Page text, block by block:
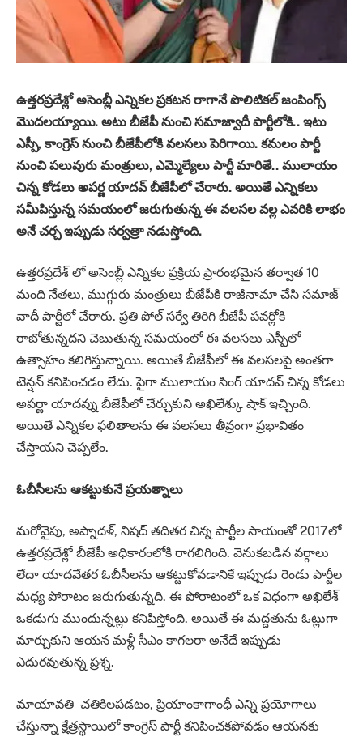
ఉత్తరప్రదేశ్లో అసెంబ్లీ ఎన్నికల ప్రకటన రాగానే పొలిటికల్ జంపింగ్స్
మొదలయ్యాయి. అటు బీజేపీ నుంచి సమాజ్వాదీ పార్టీలోకి.. ఇటు
ఎస్పీ, కాంగ్రెస్ నుంచి బీజేపీలోకి వలసలు పెరిగాయి. కమలం పార్టీ
నుంచి పలువురు మంత్రులు, ఎమ్మెల్యేలు పార్టీ మారితే.. ములాయం
చిన్న కోడలు అపర్ణ యాదవ్ బీజేపీలో చేరారు. అయితే ఎన్నికలు
సమీపిస్తున్న సమయంలో జరుగుతున్న ఈ వలసల వల్ల ఎవరికి లాభం
అనే చర్చ ఇప్పుడు సర్వత్రా నడుస్తోంది.
ఉత్తరప్రదేశ్ లో అసెంబ్లీ ఎన్నికల ప్రక్రియ ప్రారంభమైన తర్వాత 10
మంది నేతలు, ముగ్గురు మంత్రులు బీజేపీకి రాజీనామా చేసి సమాజ్
వాదీ పార్టీలో చేరారు. ప్రతి పోల్ సర్వే తిరిగి బీజేపీ పవర్లోకి
రాబోతున్నదని చెబుతున్న సమయంలో ఈ వలసలు ఎస్పీలో
ఉత్సాహం కలిగిస్తున్నాయి. అయితే బీజేపీలో ఈ వలసలపై అంతగా
టెన్షన్ కనిపించడం లేదు. పైగా ములాయం సింగ్ యాదవ్ చిన్న కోడలు
అపర్ణా యాదవ్ను బీజేపీలో చేర్చుకుని అఖిలేశ్కు షాక్ ఇచ్చింది.
అయితే ఎన్నికల ఫలితాలను ఈ వలసలు తీవ్రంగా ప్రభావితం
చేస్తాయని చెప్పలేం.
ఓబీసీలను ఆకట్టుకునే ప్రయత్నాలు
మరోవైపు, అప్నాదళ్‌, నిషద్‌ తదితర చిన్న పార్టీల సాయంతో 2017లో
ఉత్తరప్రదేశ్లో బీజేపీ అధికారంలోకి రాగలిగింది. వెనుకబడిన వర్గాలు
లేదా యాదవేతర ఓబీసీలను ఆకట్టుకోవడానికే ఇప్పుడు రెండు పార్టీల
మధ్య పోరాటం జరుగుతున్నది. ఈ పోరాటంలో ఒక విధంగా అఖిలేశ్
ఒకడుగు ముందున్నట్లు కనిపిస్తోంది. అయితే ఈ మద్దతును ఓట్లుగా
మార్చుకుని ఆయన మళ్లీ సీఎం కాగలరా అనేదే ఇప్పుడు
ఎదురవుతున్న ప్రశ్న.
మాయావతి చతికిలపడటం, ప్రియాంకాగాంధీ ఎన్ని ప్రయోగాలు
చేస్తున్నా క్షేత్రస్థాయిలో కాంగ్రెస్ పార్టీ కనిపించకపోవడం ఆయనకు